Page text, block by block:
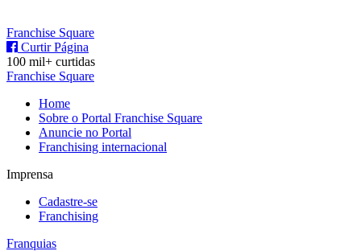
Franchise Square
Curtir Página
100 mil+ curtidas
Franchise Square
Home
Sobre o Portal Franchise Square
Anuncie no Portal
Franchising internacional
Imprensa
Cadastre-se
Franchising
Franquias